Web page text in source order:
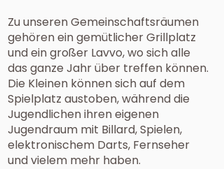
Zu unseren Gemeinschaftsräumen
gehören ein gemütlicher Grillplatz
und ein großer Lavvo, wo sich alle
das ganze Jahr über treffen können.
Die Kleinen können sich auf dem
Spielplatz austoben, während die
Jugendlichen ihren eigenen
Jugendraum mit Billard, Spielen,
elektronischem Darts, Fernseher
und vielem mehr haben.